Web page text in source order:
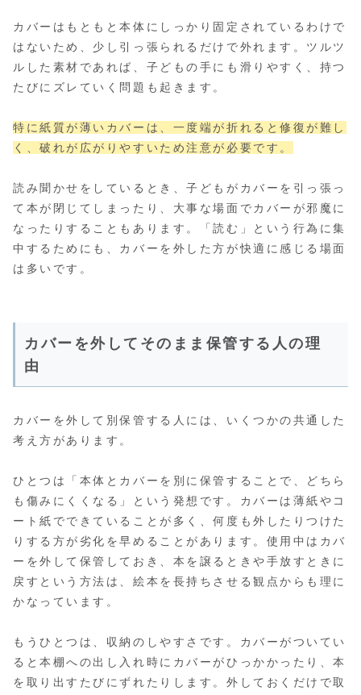
カバーはもともと本体にしっかり固定されているわけで
はないため、少し引っ張られるだけで外れます。ツルツ
ルした素材であれば、子どもの手にも滑りやすく、持つ
たびにズレていく問題も起きます。
特に紙質が薄いカバーは、一度端が折れると修復が難し
く、破れが広がりやすいため注意が必要です。
読み聞かせをしているとき、子どもがカバーを引っ張っ
て本が閉じてしまったり、大事な場面でカバーが邪魔に
なったりすることもあります。「読む」という行為に集
中するためにも、カバーを外した方が快適に感じる場面
は多いです。
カバーを外してそのまま保管する人の理
由
カバーを外して別保管する人には、いくつかの共通した
考え方があります。
ひとつは「本体とカバーを別に保管することで、どちら
も傷みにくくなる」という発想です。カバーは薄紙やコ
ート紙でできていることが多く、何度も外したりつけた
りする方が劣化を早めることがあります。使用中はカバ
ーを外して保管しておき、本を譲るときや手放すときに
戻すという方法は、絵本を長持ちさせる観点からも理に
かなっています。
もうひとつは、収納のしやすさです。カバーがついてい
ると本棚への出し入れ時にカバーがひっかかったり、本
を取り出すたびにずれたりします。外しておくだけで取